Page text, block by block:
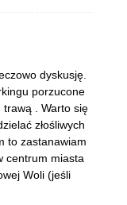
dyskusję.
porzucone
trawą . Warto się
złośliwych
to zastanawiam
centrum miasta
Woli (jeśli